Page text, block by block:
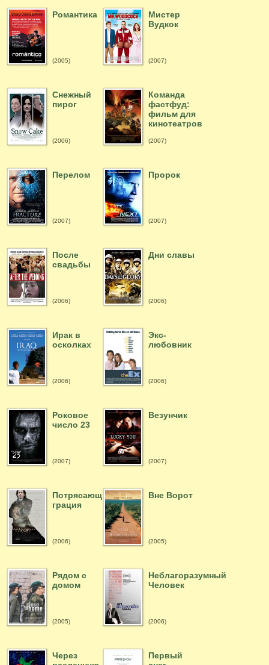
Романтика
(2005)
Мистер
Вудкок
(2007)
Снежный
пирог
(2006)
Команда
фастфуд:
фильм для
кинотеатров
(2007)
Перелом
(2007)
Пророк
(2007)
После
свадьбы
(2006)
Дни славы
(2006)
Ирак в
осколках
(2006)
Экс-
любовник
(2006)
Роковое
число 23
(2007)
Везунчик
(2007)
Потрясающая
грация
(2006)
Вне Ворот
(2005)
Рядом с
домом
(2005)
Неблагоразумный
Человек
(2006)
Через
Первый